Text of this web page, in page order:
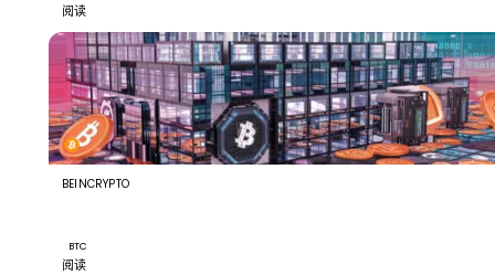
阅读
BEINCRYPTO
BTC
阅读